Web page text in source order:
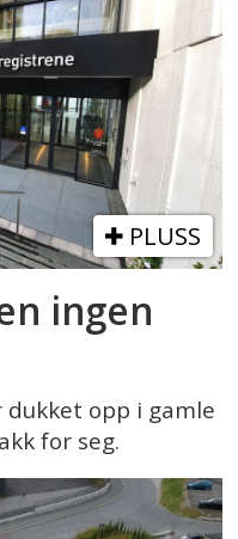
PLUSS
ingen
dukket opp i gamle
for seg.